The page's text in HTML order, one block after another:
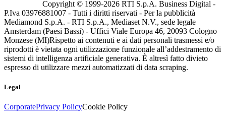
Copyright © 1999-2026 RTI S.p.A. Business Digital -
P.Iva 03976881007 - Tutti i diritti riservati - Per la pubblicità
Mediamond S.p.A. - RTI S.p.A., Mediaset N.V., sede legale
Amsterdam (Paesi Bassi) - Uffici Viale Europa 46, 20093 Cologno
Monzese (MI)Rispetto ai contenuti e ai dati personali trasmessi e/o
riprodotti è vietata ogni utilizzazione funzionale all’addestramento di
sistemi di intelligenza artificiale generativa. È altresì fatto divieto
espresso di utilizzare mezzi automatizzati di data scraping.
Legal
CorporatePrivacy PolicyCookie Policy